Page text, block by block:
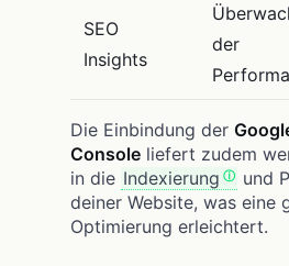
SEO
Insights
der
Die Einbindung der
Console liefert zudem
in die Indexierung
und
deiner Website, was eine
Optimierung erleichtert.